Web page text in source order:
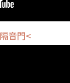
音門<